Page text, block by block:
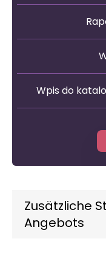
Wpis do
Zusätzliche
Angebots